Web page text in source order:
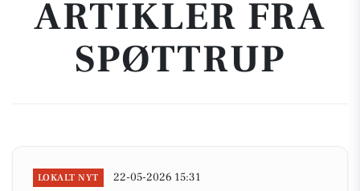
ARTIKLER FRA
SPØTTRUP
LOKALT NYT 22-05-2026 15:31